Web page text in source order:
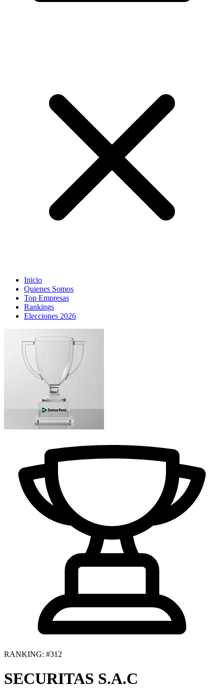
Inicio
Quienes Somos
Top Empresas
Rankings
Elecciones 2026
RANKING: #312
SECURITAS S.A.C